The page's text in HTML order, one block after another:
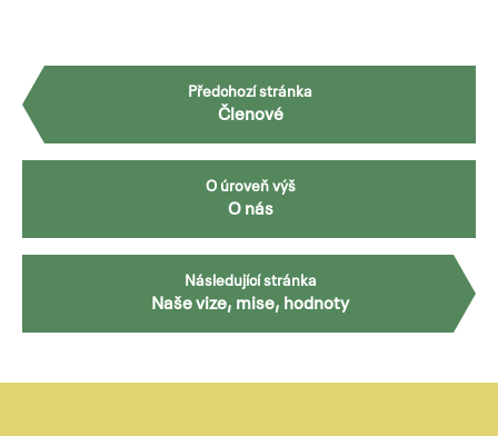
Předchozí stránka
Členové
O úroveň výš
O nás
Následující stránka
Naše vize, mise, hodnoty